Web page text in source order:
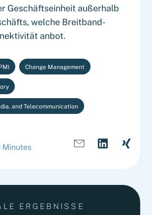
Geschäftseinheit außerhalb
welche Breitband-
anbot.
Change Management
and Telecommunication
Minutes
ERGEBNISSE